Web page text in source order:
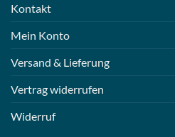
Kontakt
Mein Konto
Versand & Lieferung
Vertrag widerrufen
Widerruf